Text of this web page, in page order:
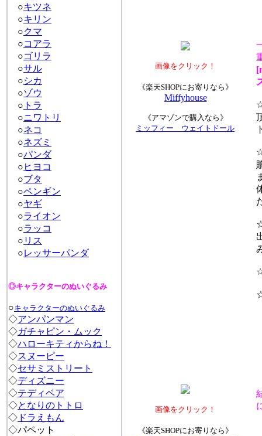
☆
☆
☆
☆
☆[
画像をクリック！
《楽天SHOPにお寄りなら》
Miffyhouse
《アマゾンで購入なら》
ミッフィー ウェイトドール
画像をクリック！
《楽天SHOPにお寄りなら》
○キツネ
○キリン
○クマ
○コアラ
○ゴリラ
○サル
○シカ
○ゾウ
○ トラ
○ニワトリ
○ネコ
○ネズミ
○パンダ
○ ヒヨコ
○ブタ
○ペンギン
○ヤギ
○ライオン
○ラッコ
○ リス
○レッサーパンダ
◎キャラクターのぬいぐるみ
○キャラクターのぬいぐるみ
◇アンパンマン
◇ガチャピン・ムック
◇ハローキティからね！
◇スヌーピー
◇セサミストリート
◇ディズニー
◇テディベア
◇となりのトトロ
◇ ドラえもん
◇パペット